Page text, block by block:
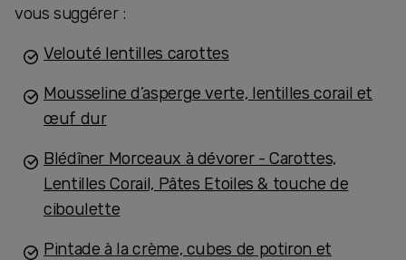
vous suggérer :
Velouté lentilles carottes
Mousseline d’asperge verte, lentilles corail et
œuf dur
Blédîner Morceaux à dévorer - Carottes,
Lentilles Corail, Pâtes Etoiles & touche de
ciboulette
Pintade à la crème, cubes de potiron et